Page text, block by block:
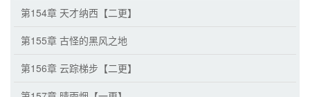
第154章 天才纳西【二更】
第155章 古怪的黑风之地
第156章 云踪梯步【二更】